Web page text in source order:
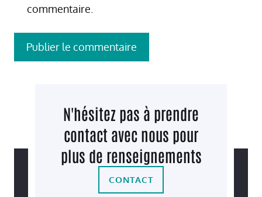
commentaire.
N'hésitez pas à prendre
contact avec nous pour
plus de renseignements
CONTACT